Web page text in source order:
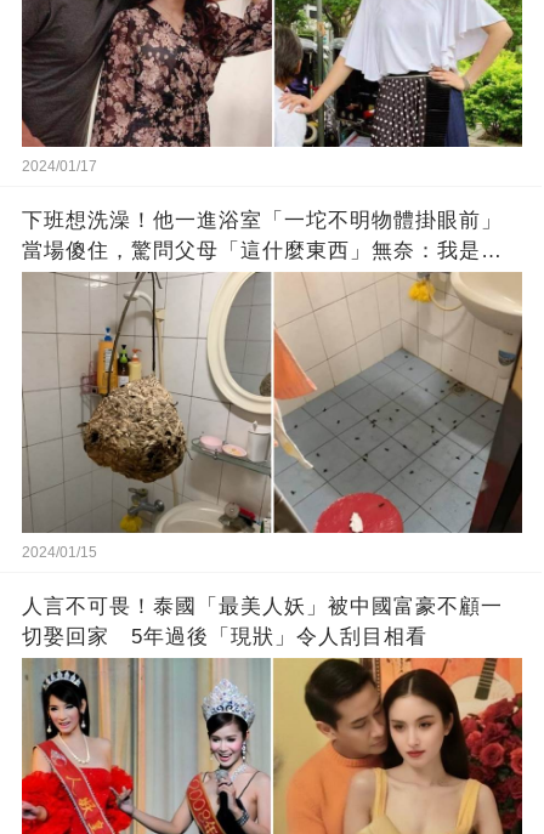
2024/01/17
下班想洗澡！他一進浴室「一坨不明物體掛眼前」
當場傻住，驚問父母「這什麼東西」無奈：我是親
生的嗎？
2024/01/15
人言不可畏！泰國「最美人妖」被中國富豪不顧一
切娶回家 5年過後「現狀」令人刮目相看